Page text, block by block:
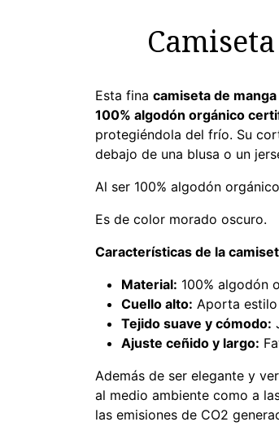
Esta fina camiseta de
100% algodón orgánico
protegiéndola del frío. Su
debajo de una blusa o un
Al ser 100% algodón
Es de color morado oscuro.
Características de la
Material: 100% algodón
Cuello alto: Aporta
Tejido suave y cómodo:
Ajuste ceñido y largo:
Además de ser elegante y
al medio ambiente como a
las emisiones de CO2